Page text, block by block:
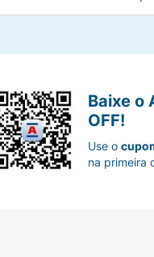
Baixe o
OFF!
Use o
na primeira